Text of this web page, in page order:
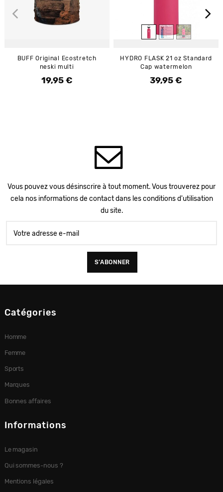
BUFF Original Ecostretch
neski multi
Prix
19,95 €
HYDRO FLASK 21 oz Standard
Cap watermelon
Prix
39,95 €
Vous pouvez vous désinscrire à tout moment. Vous trouverez pour
cela nos informations de contact dans les conditions d'utilisation
du site.
Catégories
Homme
Femme
Sports
Marques
Bonnes affaires
Informations
Le magasin
Qui sommes-nous ?
Mentions légales